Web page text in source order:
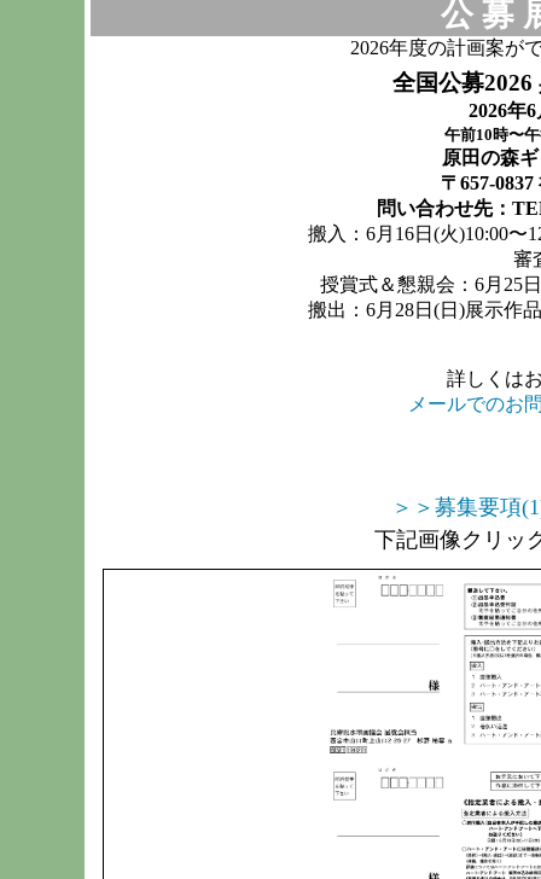
公 募
2026年度の計画案が
全国公募
2026年
午前10時〜
原田の森
〒657-
問い合わせ先：
搬入：6月16日(火)10:00
審
授賞式＆懇親会：6月25
搬出：6月28日(日)展示作
詳しくは
メールでのお
＞＞募集要項
下記画像クリッ